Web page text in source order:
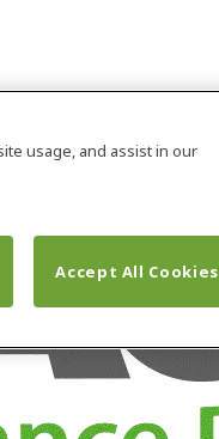
usage, and assist in our
Accept All Cookies